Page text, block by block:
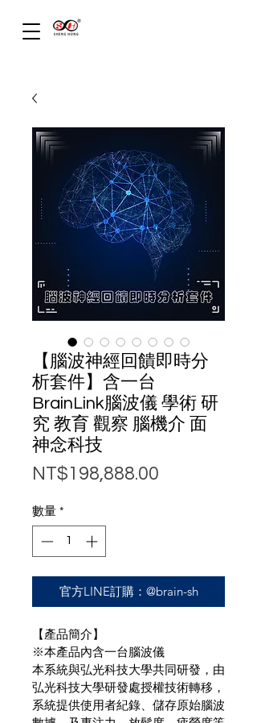
【腦波神經回饋即時分
析套件】含一台
BrainLink腦波儀 學術 研
究 教育 觀察 腦機介 面
神念科技
NT$198,888.00
數量 *
官方LINE訂購：@brain-sh
【產品簡介】
※本產品內含一台腦波儀
本系統與弘光科技大學共同研發，由
弘光科技大學研發處授權技術轉移，
系統提供使用者紀錄、儲存原始腦波